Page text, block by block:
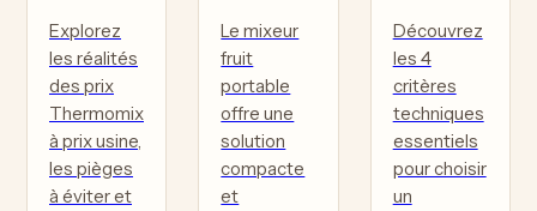
Explorez
les réalités
des prix
Thermomix
à prix usine,
les pièges
à éviter et
Le mixeur
fruit
portable
offre une
solution
compacte
et
Découvrez
les 4
critères
techniques
essentiels
pour choisir
un